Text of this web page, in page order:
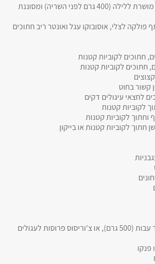
פולקה לצלי, אוסובוקו עגל ואונטר ריב חתוכים
קשור בחוט
5 נקניקיות עגל או חזיר עבות (500 גרם), או צ'וריסוס פרוסות לעגולים
פנקו